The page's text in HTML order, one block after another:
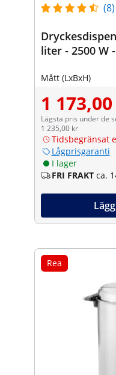
(8)
liter - 2500 W
Mått (LxBxH)
1
Lägsta pris under de
1 235,00 kr
Tidsbegränsat
Lågprisgaranti
I lager
FRI FRAKT ca.
Rea